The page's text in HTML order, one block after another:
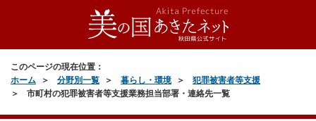
このページの現在位置：
ホーム
分野別一覧 暮らし・環境
犯罪被害者等支援
市町村の犯罪被害者等支援業務担当部署・連絡先一覧